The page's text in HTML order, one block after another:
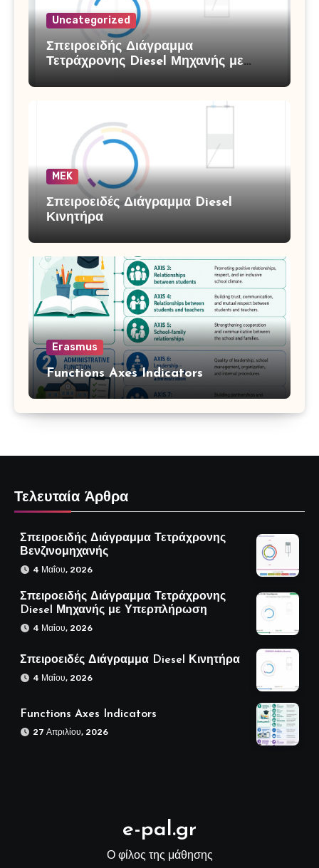
Uncategorized
Σπειροειδής Διάγραμμα
Τετράχρονης Diesel Μηχανής με
MEK
Σπειροειδές Διάγραμμα Diesel
Κινητήρα
Erasmus
Functions Axes Indicators
Τελευταία Άρθρα
Σπειροειδής Διάγραμμα Τετράχρονης
Βενζινομηχανής
4 Μαΐου, 2026
Σπειροειδής Διάγραμμα Τετράχρονης
Diesel Μηχανής με Υπερπλήρωση
4 Μαΐου, 2026
Σπειροειδές Διάγραμμα Diesel Κινητήρα
4 Μαΐου, 2026
Functions Axes Indicators
27 Απριλίου, 2026
e-pal.gr
Ο φίλος της μάθησης